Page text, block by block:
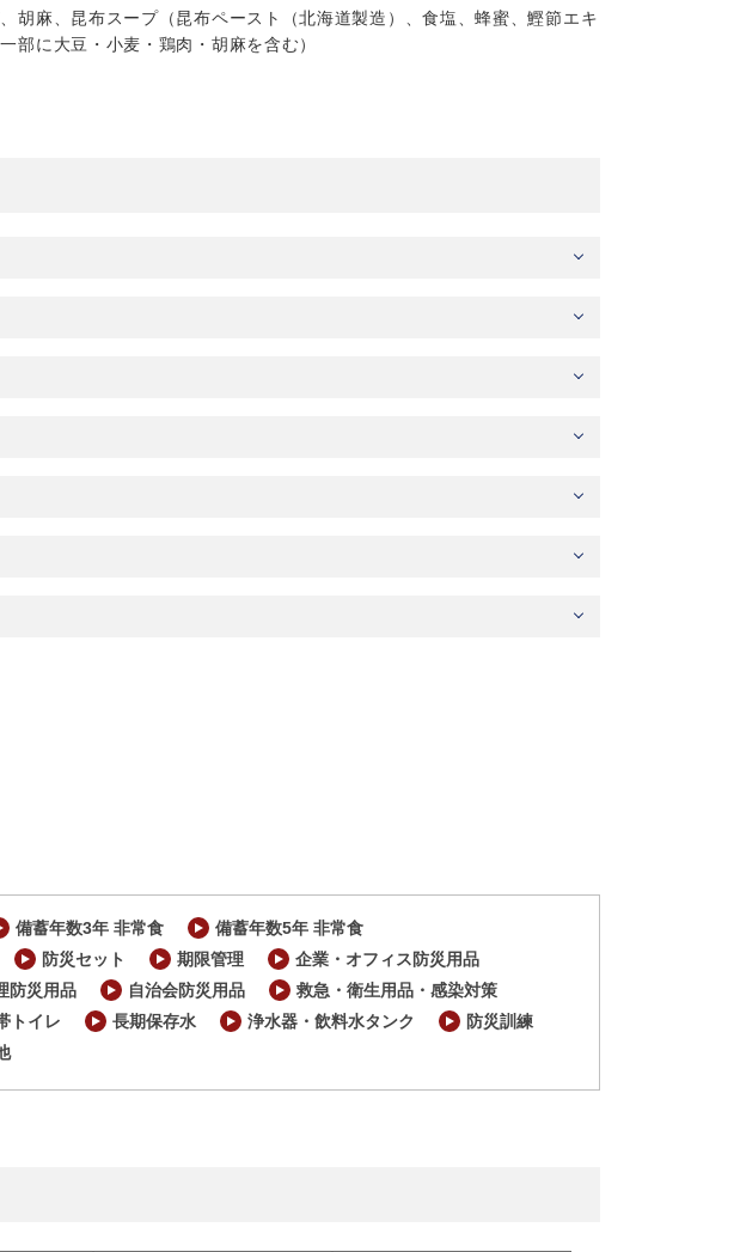
胡麻、昆布スープ（昆布ペースト（北海道製造）、食塩、蜂蜜、鰹節エキ
部に大豆・小麦・鶏肉・胡麻を含む）
備蓄年数3年 非常食
備蓄年数5年 非常食
防災セット 期限管理
企業・オフィス防災用品
防災用品
自治会防災用品
救急・衛生用品・感染対策
トイレ 長期保存水 浄水器・飲料水タンク
防災訓練